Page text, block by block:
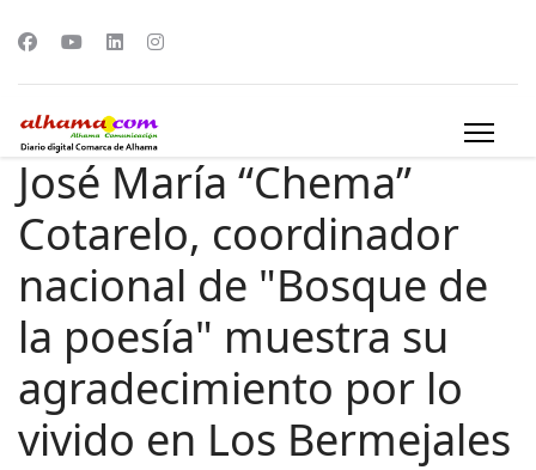
José María “Chema”
Cotarelo, coordinador
nacional de "Bosque de
la poesía" muestra su
agradecimiento por lo
vivido en Los Bermejales